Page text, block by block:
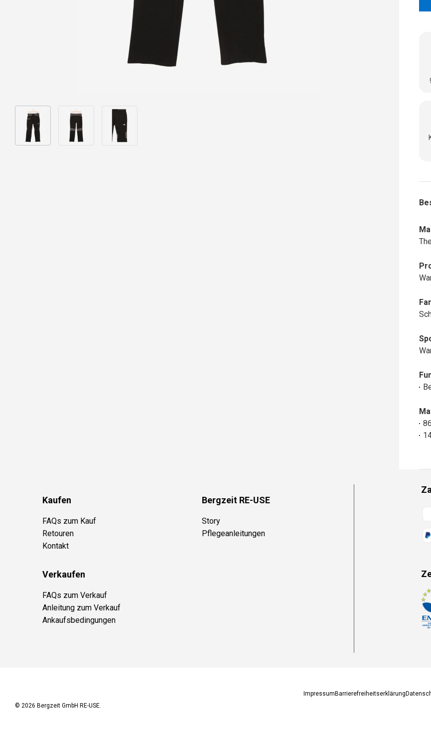
Bild 1 in Galerieansicht laden
Kaufen
FAQs zum Kauf
Retouren
Kontakt
Bergzeit RE-USE
Story
Pflegeanleitungen
Verkaufen
FAQs zum Verkauf
Anleitung zum Verkauf
Ankaufsbedingungen
Impressum Barrierefreiheitserklärung
© 2026 Bergzeit GmbH RE-USE.